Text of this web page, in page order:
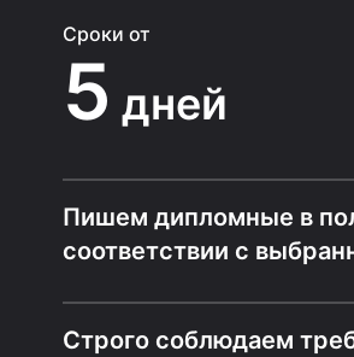
Сроки от
5 дней
Пишем дипломные в
соответствии с
Строго соблюдаем